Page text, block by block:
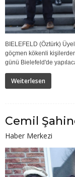
BIELEFELD (Öztürk)
göçmen kökenli
günü Bielefeld'de
Weiterlesen
Cemil
Haber Merkezi